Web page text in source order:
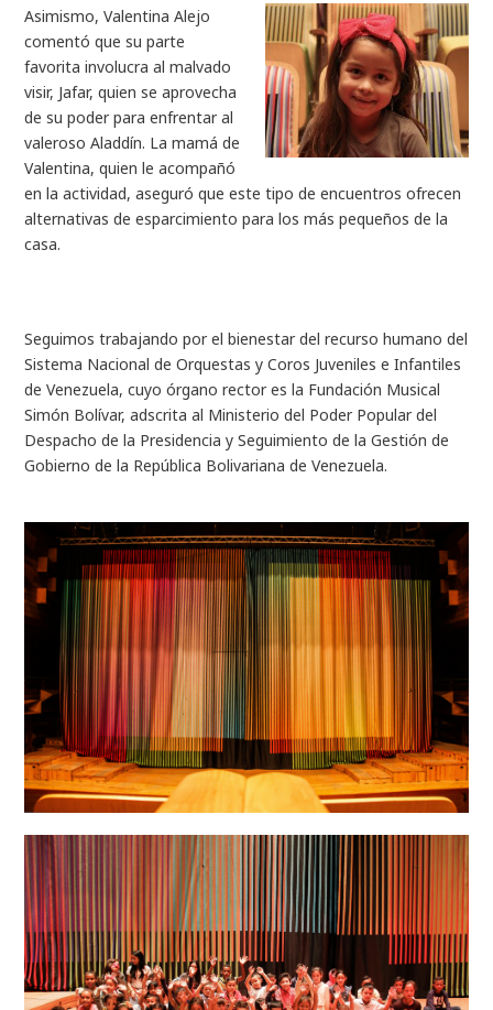
Asimismo, Valentina Alejo
comentó que su parte
favorita involucra al malvado
visir, Jafar, quien se aprovecha
de su poder para enfrentar al
valeroso Aladdín. La mamá de
Valentina, quien le acompañó
en la actividad, aseguró que este tipo de encuentros ofrecen
alternativas de esparcimiento para los más pequeños de la
casa.
Seguimos trabajando por el bienestar del recurso humano del
Sistema Nacional de Orquestas y Coros Juveniles e Infantiles
de Venezuela, cuyo órgano rector es la Fundación Musical
Simón Bolívar, adscrita al Ministerio del Poder Popular del
Despacho de la Presidencia y Seguimiento de la Gestión de
Gobierno de la República Bolivariana de Venezuela.